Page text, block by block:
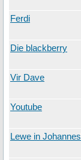
Ferdi
Die blackberry
Vir Dave
Youtube
Lewe in